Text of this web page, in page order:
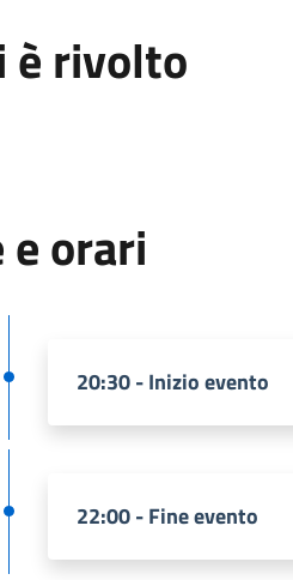
è rivolto
e orari
20:30 - Inizio evento
22:00 - Fine evento